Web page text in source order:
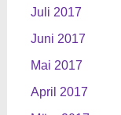
Juli 2017
Juni 2017
Mai 2017
April 2017